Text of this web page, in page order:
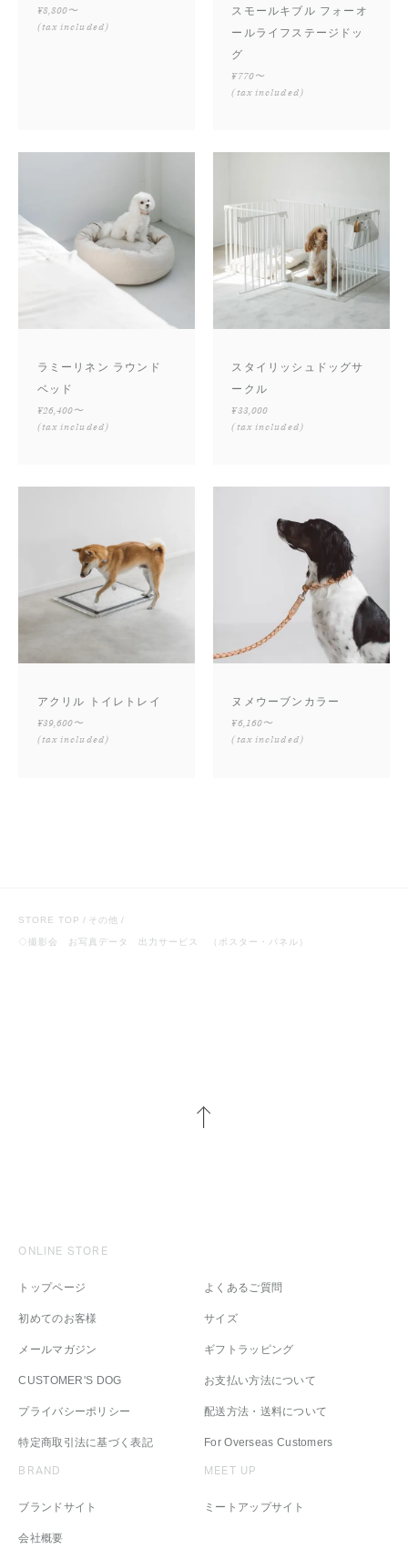
¥8,800〜
(tax included)
スモールキブル フォーオ
ールライフステージドッ
グ
¥770〜
(tax included)
ラミーリネン ラウンド
ベッド
¥26,400〜
(tax included)
スタイリッシュドッグサ
ークル
¥33,000
(tax included)
アクリル トイレトレイ
¥39,600〜
(tax included)
ヌメウーブンカラー
¥6,160〜
(tax included)
STORE TOP その他
◇撮影会 お写真データ 出力サービス （ポスター・パネル）
ONLINE STORE
トップページ
初めてのお客様
メールマガジン
CUSTOMER'S DOG
プライバシーポリシー
特定商取引法に基づく表記
よくあるご質問
サイズ
ギフトラッピング
お支払い方法について
配送方法・送料について
For Overseas Customers
BRAND
ブランドサイト
会社概要
MEET UP
ミートアップサイト